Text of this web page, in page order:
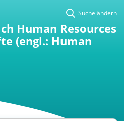
Suche ändern
Human Resources
(engl.: Human